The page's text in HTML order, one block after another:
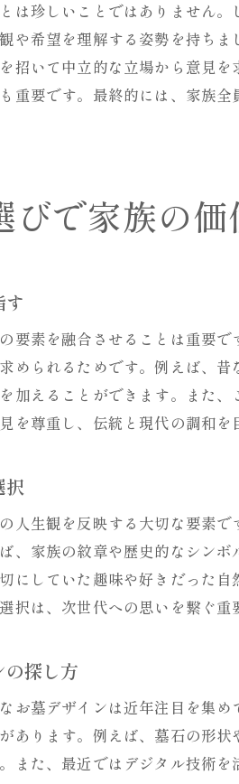
お墓選びを通じた
選択過程で学ぶ家
家族の歴史を振り
共同作業が生む家
初めての人でも安
相談段階から決定
家族全員が満足す
は珍しいことではありません
や希望を理解する姿勢を持ち
招いて中立的な立場から意見
重要です。最終的には、家族
びで家族の
要素を融合させることは重要
められるためです。例えば、
加えることができます。また
を尊重し、伝統と現代の調和を
択
人生観を反映する大切な要素
、家族の紋章や歴史的なシン
にしていた趣味や好きだった
択は、次世代への思いを繋ぐ重
の探し方
お墓デザインは近年注目を集
あります。例えば、墓石の形
また、最近ではデジタル技術